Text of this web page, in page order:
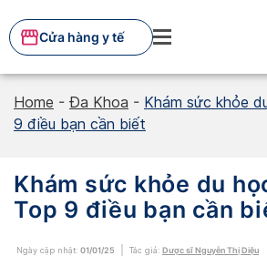
to
content
Cửa hàng y tế
Home - Đa Khoa - Khám sức khỏe
9 điều bạn cần biết
Khám sức khỏe du
Top 9 điều bạn cần
Ngày cập nhật: 01/01/25 Tác giả: Dược sĩ Nguyễn Thị Diệu